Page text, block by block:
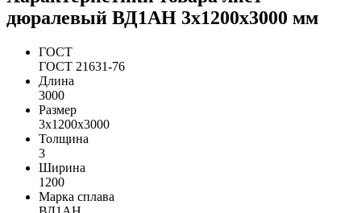
дюралевый ВД1АН 3х1200х3000 мм
ГОСТ
ГОСТ 21631-76
Длина
3000
Размер
3х1200х3000
Толщина
3
Ширина
1200
Марка сплава